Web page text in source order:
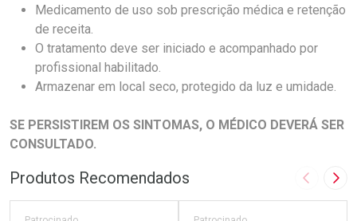
Medicamento de uso sob prescrição médica e retenção
de receita.
O tratamento deve ser iniciado e acompanhado por
profissional habilitado.
Armazenar em local seco, protegido da luz e umidade.
SE PERSISTIREM OS SINTOMAS, O MÉDICO DEVERÁ SER
CONSULTADO.
Produtos Recomendados Imagem